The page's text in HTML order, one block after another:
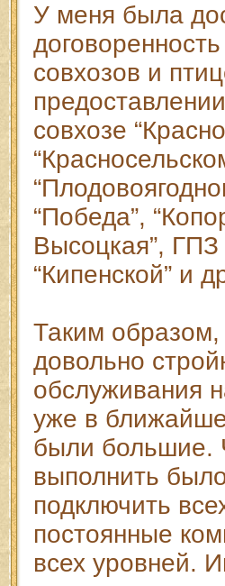
У меня была
совхозов и
совхозе
“Победа”,
Высоцкая”,
“Кипенской” и
Таким
довольно
обслуживания
уже в
были большие.
выполнить
подключить
постоянные
всех уровней.